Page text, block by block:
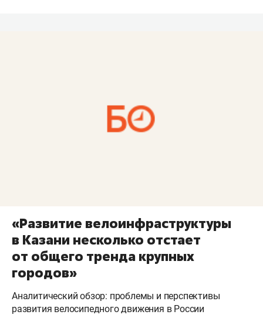
«Развитие велоинфраструктуры
в Казани несколько отстает
от общего тренда крупных
городов»
Аналитический обзор: проблемы и перспективы
развития велосипедного движения в России